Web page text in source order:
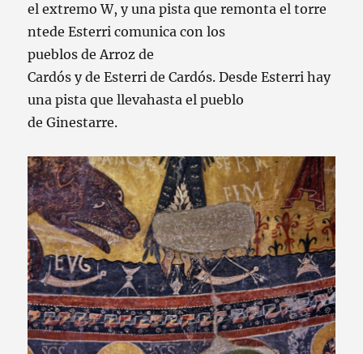
el extremo W, y una pista que remonta el torre
ntede Esterri comunica con los
pueblos de Arroz de
Cardós y de Esterri de Cardós. Desde Esterri hay
una pista que llevahasta el pueblo
de Ginestarre.